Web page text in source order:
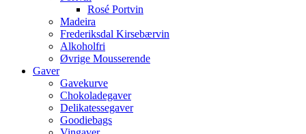
Rosé Portvin
Madeira
Frederiksdal Kirsebærvin
Alkoholfri
Øvrige Mousserende
Gaver
Gavekurve
Chokoladegaver
Delikatessegaver
Goodiebags